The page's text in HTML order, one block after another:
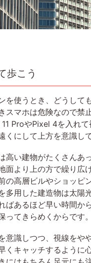
歩こう
を使うとき、どうして
スマホは危険なので禁
ProやPixel 4を入れて
くにして上方を意識し
高い建物がたくさんあ
面より上の方で繰り広
の高層ビルやショッピ
多用した建造物は太陽
ばあるほど早い時間か
ってきらめくからです。
意識しつつ、視線をや
くキャッチするように